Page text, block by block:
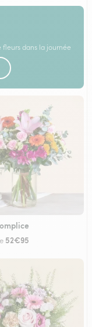
dans la journée
52€95